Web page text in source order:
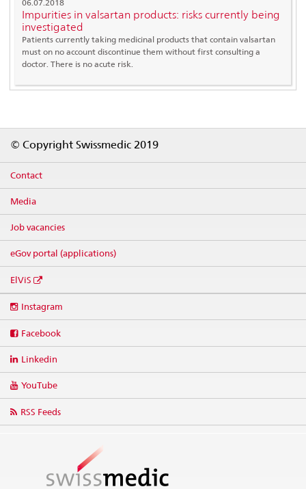
06.07.2018
Impurities in valsartan products: risks currently being
investigated
Patients currently taking medicinal products that contain valsartan
must on no account discontinue them without first consulting a
doctor. There is no acute risk.
© Copyright Swissmedic 2019
Contact
Media
Job vacancies
eGov portal (applications)
ElViS
media
Instagram
Facebook
Linkedin
YouTube
RSS Feeds